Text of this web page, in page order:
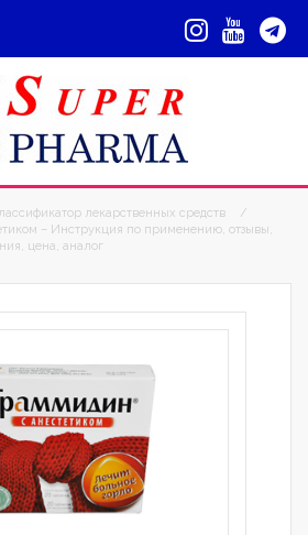
лекарственных средств
/
– Инструкция по применению, отзывы,
цена, аналог